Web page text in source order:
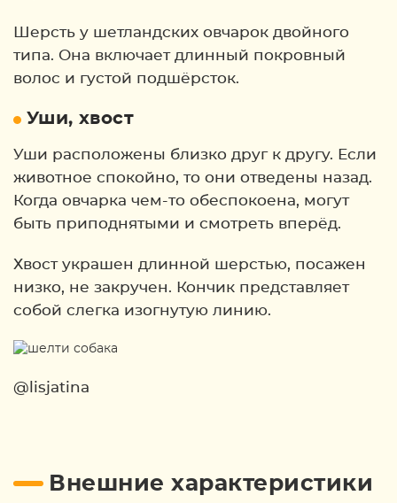
Шерсть у шетландских овчарок двойного
типа. Она включает длинный покровный
волос и густой подшёрсток.
Уши, хвост
Уши расположены близко друг к другу. Если
животное спокойно, то они отведены назад.
Когда овчарка чем-то обеспокоена, могут
быть приподнятыми и смотреть вперёд.
Хвост украшен длинной шерстью, посажен
низко, не закручен. Кончик представляет
собой слегка изогнутую линию.
@lisjatina
Внешние характеристики